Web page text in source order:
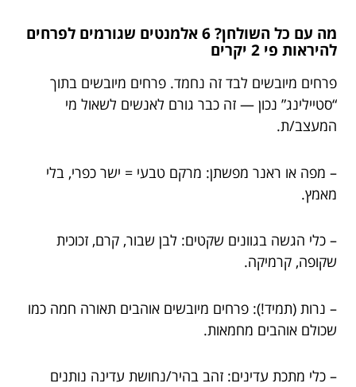
מה עם כל השולחן? 6 אלמנטים שגורמים לפרחים
להיראות פי 2 יקרים
פרחים מיובשים לבד זה נחמד. פרחים מיובשים בתוך
“סטיילינג” נכון — זה כבר גורם לאנשים לשאול מי
המעצב/ת.
– מפה או ראנר מפשתן: מרקם טבעי = ישר כפרי, בלי
מאמץ.
– כלי הגשה בגוונים שקטים: לבן שבור, קרם, זכוכית
שקופה, קרמיקה.
– נרות (תמיד!): פרחים מיובשים אוהבים תאורה חמה כמו
שכולם אוהבים מחמאות.
– כלי מתכת עדינים: זהב בהיר/נחושת עדינה נותנים